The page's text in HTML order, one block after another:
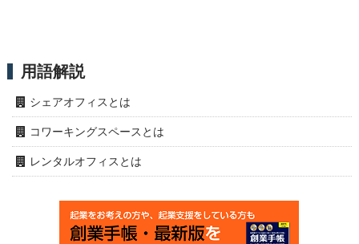
用語解説
シェアオフィスとは
コワーキングスペースとは
レンタルオフィスとは